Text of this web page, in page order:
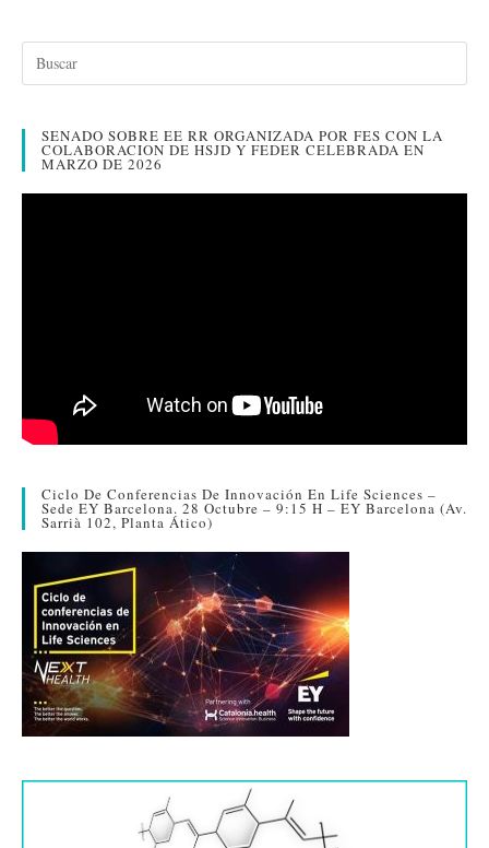
bo
ok
tte
r
ed
In
ailm
pa
r
SENADO SOBRE EE RR ORGANIZADA POR FES CON LA
COLABORACION DE HSJD Y FEDER CELEBRADA EN
MARZO DE 2026
Ciclo De Conferencias De Innovación En Life Sciences –
Sede EY Barcelona. 28 Octubre – 9:15 H – EY Barcelona (Av.
Sarrià 102, Planta Ático)